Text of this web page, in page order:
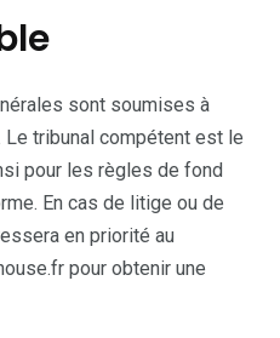
sont soumises à
Le tribunal compétent est le
pour les règles de fond
En cas de litige ou de
en priorité au
pour obtenir une